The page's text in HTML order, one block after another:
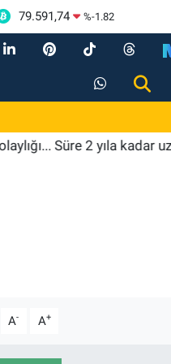
79.591,74 %-1.82
Süre 2 yıla kadar
A- A+